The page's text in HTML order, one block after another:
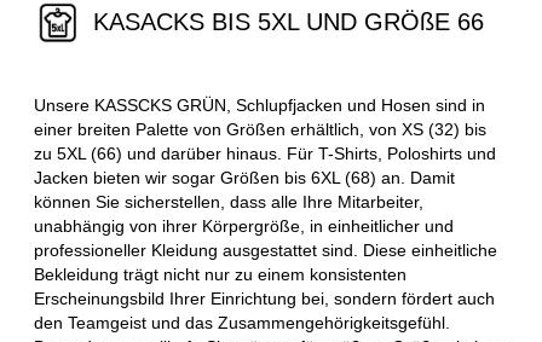
KASACKS BIS 5XL UND GRÖßE 66
Unsere KASSCKS GRÜN, Schlupfjacken und Hosen sind in
einer breiten Palette von Größen erhältlich, von XS (32) bis
zu 5XL (66) und darüber hinaus. Für T-Shirts, Poloshirts und
Jacken bieten wir sogar Größen bis 6XL (68) an. Damit
können Sie sicherstellen, dass alle Ihre Mitarbeiter,
unabhängig von ihrer Körpergröße, in einheitlicher und
professioneller Kleidung ausgestattet sind. Diese einheitliche
Bekleidung trägt nicht nur zu einem konsistenten
Erscheinungsbild Ihrer Einrichtung bei, sondern fördert auch
den Teamgeist und das Zusammengehörigkeitsgefühl.